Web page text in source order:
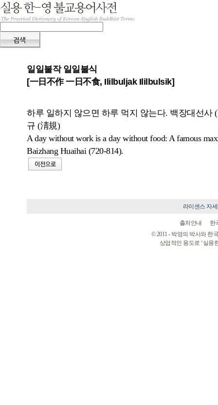
일일불작 일일불식
[一日不作 一日不食, Ililbuljak Ililbulsik]
하루 일하지 않으면 하루 먹지 않는다. 백장대선사
규 (淸規)
A day without work is a day without food: A famous
Baizhang Huaihai (720-814).
라이센스 자
출처안내
한
© 2011 - 박영의 박사와 한
상업적인 용도로 ‘실용